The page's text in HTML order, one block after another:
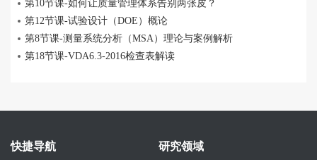
第10节课-如何让质量管理体系告别两张皮？
第12节课-试验设计（DOE）概论
第8节课-测量系统分析（MSA）理论与案例解析
第18节课-VDA6.3-2016检查表解读
快捷导航 研究领域